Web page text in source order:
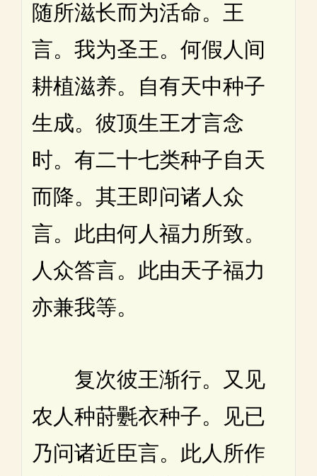
随所滋长而为活命。王
言。我为圣王。何假人间
耕植滋养。自有天中种子
生成。彼顶生王才言念
时。有二十七类种子自天
而降。其王即问诸人众
言。此由何人福力所致。
人众答言。此由天子福力
亦兼我等。
复次彼王渐行。又见
农人种莳氎衣种子。见已
乃问诸近臣言。此人所作